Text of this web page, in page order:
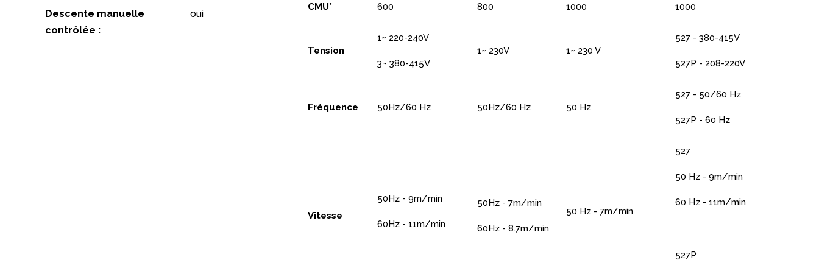
Descente manuelle
contrôlée :
oui
CMU* 600 800 1000 1000
Tension
1~ 220-240V
3~ 380-415V
1~ 230V 1~ 230 V
527 - 380-415V
527P - 208-220V
Fréquence 50Hz/60 Hz 50Hz/60 Hz 50 Hz
527 - 50/60 Hz
527P - 60 Hz
Vitesse
50Hz - 9m/min
60Hz - 11m/min
50Hz - 7m/min
60Hz - 8.7m/min
50 Hz - 7m/min
527
50 Hz - 9m/min
60 Hz - 11m/min
527P